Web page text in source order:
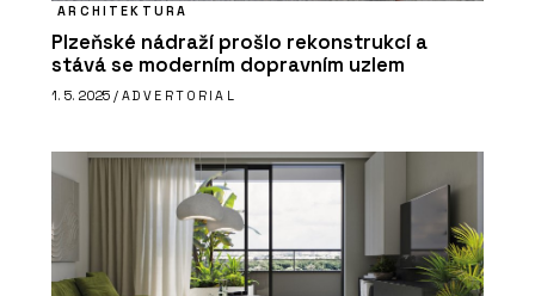
ARCHITEKTURA
Plzeňské nádraží prošlo rekonstrukcí a
stává se moderním dopravním uzlem
1. 5. 2025 / ADVERTORIAL